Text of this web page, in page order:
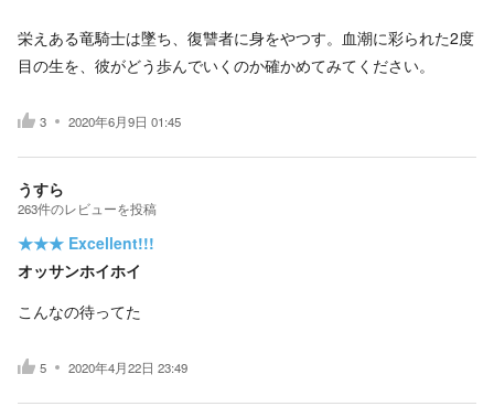
栄えある竜騎士は墜ち、復讐者に身をやつす。血潮に彩られた2度
目の生を、彼がどう歩んでいくのか確かめてみてください。
3 2020年6月9日 01:45
うすら
263件のレビューを投稿
★★★ Excellent!!!
オッサンホイホイ
こんなの待ってた
5 2020年4月22日 23:49